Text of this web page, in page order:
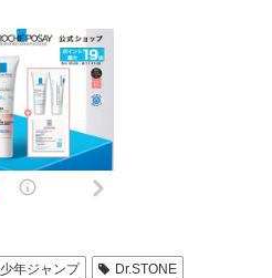
少年ジャンプ Dr.STONE